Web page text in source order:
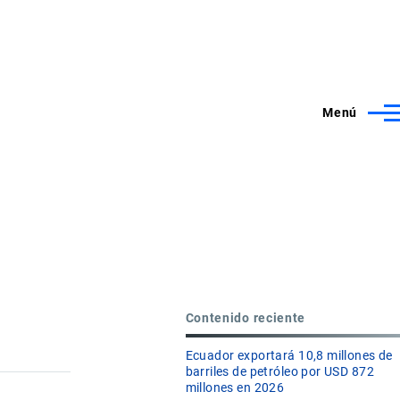
Menú
Contenido reciente
Ecuador exportará 10,8 millones de
barriles de petróleo por USD 872
millones en 2026